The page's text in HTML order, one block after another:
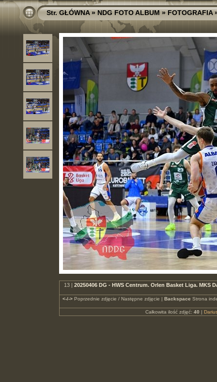
Str. GŁÓWNA»NDG FOTO ALBUM»FOTOGRAFIA
13 | 20250406 DG - HWS Centrum. Orlen Basket Liga. MKS
<-/->Poprzednie zdjęcie / Następne zdjęcie | Backspace Strona
Całkowita ilość zdjęć: 40 |